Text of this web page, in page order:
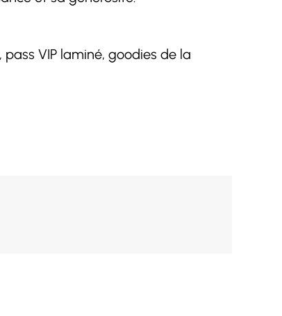
VIP laminé, goodies de la